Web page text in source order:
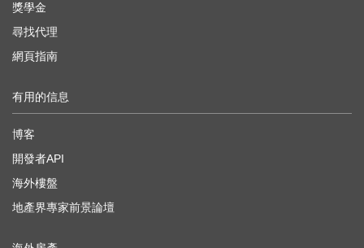
獎學金
尋找代理
網頁指南
有用的信息
博客
開發者API
海外樓盤
地產界專家前景論壇